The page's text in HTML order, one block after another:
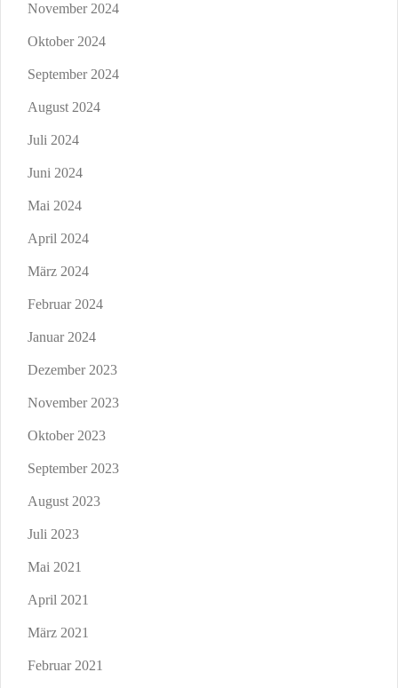
November 2024
Oktober 2024
September 2024
August 2024
Juli 2024
Juni 2024
Mai 2024
April 2024
März 2024
Februar 2024
Januar 2024
Dezember 2023
November 2023
Oktober 2023
September 2023
August 2023
Juli 2023
Mai 2021
April 2021
März 2021
Februar 2021